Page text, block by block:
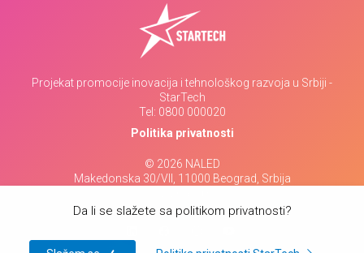
Projekat promocije inovacija i tehnološkog razvoja u Srbiji -
StarTech
Tel: 0800 000020
Politika privatnosti
© 2026 NALED
Makedonska 30/VII, 11000 Beograd, Srbija
Da li se slažete sa politikom privatnosti?